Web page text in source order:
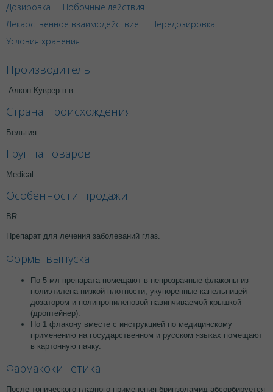
Дозировка
Побочные действия
Лекарственное взаимодействие
Передозировка
Условия хранения
Производитель
-Алкон Куврер н.в.
Страна происхождения
Бельгия
Группа товаров
Medical
Особенности продажи
BR
Препарат для лечения заболеваний глаз.
Формы выпуска
По 5 мл препарата помещают в непрозрачные флаконы из
полиэтилена низкой плотности, укупоренные капельницей-
дозатором и полипропиленовой навинчиваемой крышкой
(дроптейнер).
По 1 флакону вместе с инструкцией по медицинскому
применению на государственном и русском языках помещают
в картонную пачку.
Фармакокинетика
После топического глазного применения бринзоламид абсорбируется